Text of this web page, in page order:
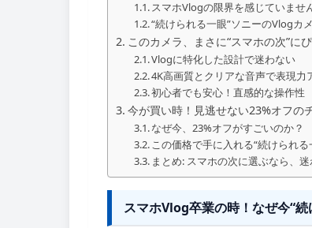
スマホVlogの限界を感じていませ
“続けられる一眼”ソニーのVlogカ
このカメラ、まさに“スマホの次”に
Vlogに特化した設計で迷わない
4K高画質とクリアな音声で表現力
初心者でも安心！直感的な操作性
今が買い時！見逃せない23%オフの
なぜ今、23%オフがすごいのか？
この価格で手に入れる“続けられ
まとめ: スマホの次に選ぶなら、
スマホVlog卒業の時！なぜ今“続